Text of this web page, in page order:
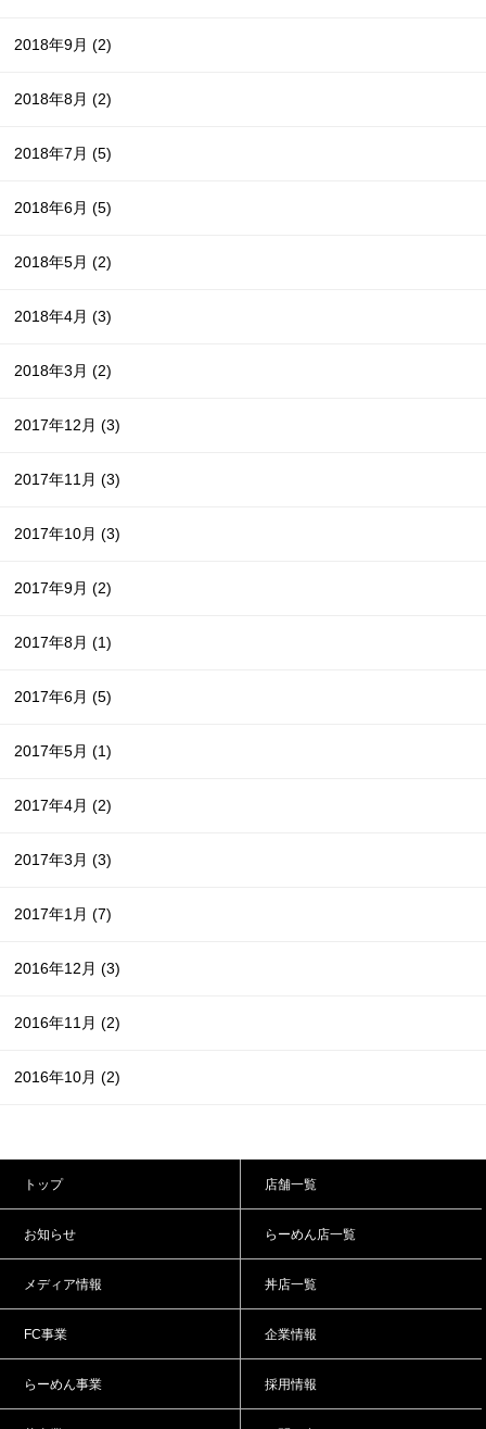
2018年9月(2)
2018年8月(2)
2018年7月(5)
2018年6月(5)
2018年5月(2)
2018年4月(3)
2018年3月(2)
2017年12月(3)
2017年11月(3)
2017年10月(3)
2017年9月(2)
2017年8月(1)
2017年6月(5)
2017年5月(1)
2017年4月(2)
2017年3月(3)
2017年1月(7)
2016年12月(3)
2016年11月(2)
2016年10月(2)
トップ
お知らせ
メディア情報
FC事業
らーめん事業
店舗一覧
らーめん店一覧
丼店一覧
企業情報
採用情報